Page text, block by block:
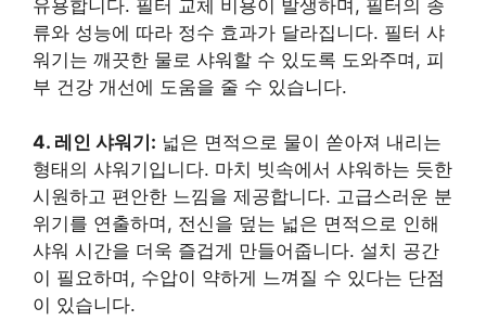
유용합니다. 필터 교체 비용이 발생하며, 필터의 종
류와 성능에 따라 정수 효과가 달라집니다. 필터 샤
워기는 깨끗한 물로 샤워할 수 있도록 도와주며, 피
부 건강 개선에 도움을 줄 수 있습니다.
4. 레인 샤워기: 넓은 면적으로 물이 쏟아져 내리는
형태의 샤워기입니다. 마치 빗속에서 샤워하는 듯한
시원하고 편안한 느낌을 제공합니다. 고급스러운 분
위기를 연출하며, 전신을 덮는 넓은 면적으로 인해
샤워 시간을 더욱 즐겁게 만들어줍니다. 설치 공간
이 필요하며, 수압이 약하게 느껴질 수 있다는 단점
이 있습니다.